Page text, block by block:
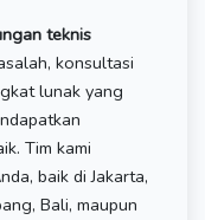
teknis
konsultasi
lunak yang
Tim kami
baik di Jakarta,
Bali, maupun